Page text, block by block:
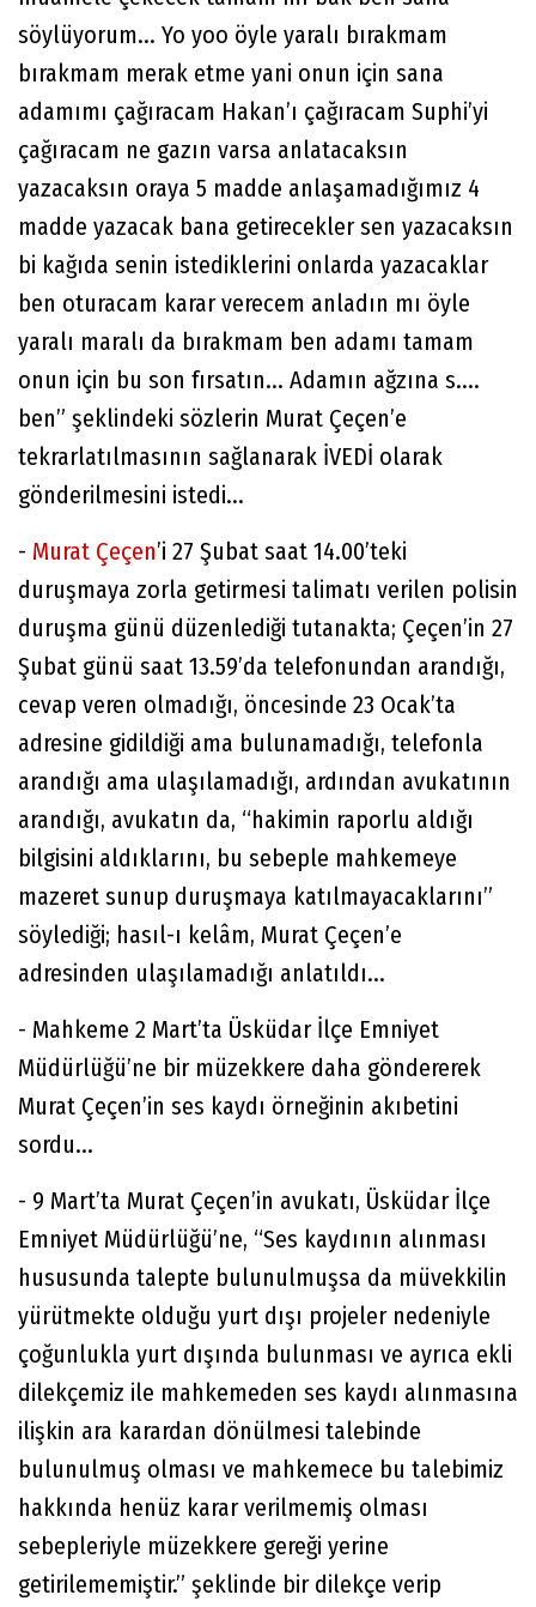
söylüyorum... Yo yoo öyle yaralı bırakmam
bırakmam merak etme yani onun için sana
adamımı çağıracam Hakan’ı çağıracam Suphi’yi
çağıracam ne gazın varsa anlatacaksın
yazacaksın oraya 5 madde anlaşamadığımız 4
madde yazacak bana getirecekler sen yazacaksın
bi kağıda senin istediklerini onlarda yazacaklar
ben oturacam karar verecem anladın mı öyle
yaralı maralı da bırakmam ben adamı tamam
onun için bu son fırsatın... Adamın ağzına s....
ben” şeklindeki sözlerin Murat Çeçen’e
tekrarlatılmasının sağlanarak İVEDİ olarak
gönderilmesini istedi...
- Murat Çeçen’i 27 Şubat saat 14.00’teki
duruşmaya zorla getirmesi talimatı verilen polisin
duruşma günü düzenlediği tutanakta; Çeçen’in 27
Şubat günü saat 13.59’da telefonundan arandığı,
cevap veren olmadığı, öncesinde 23 Ocak’ta
adresine gidildiği ama bulunamadığı, telefonla
arandığı ama ulaşılamadığı, ardından avukatının
arandığı, avukatın da, “hakimin raporlu aldığı
bilgisini aldıklarını, bu sebeple mahkemeye
mazeret sunup duruşmaya katılmayacaklarını”
söylediği; hasıl-ı kelâm, Murat Çeçen’e
adresinden ulaşılamadığı anlatıldı...
- Mahkeme 2 Mart’ta Üsküdar İlçe Emniyet
Müdürlüğü’ne bir müzekkere daha göndererek
Murat Çeçen’in ses kaydı örneğinin akıbetini
sordu...
- 9 Mart’ta Murat Çeçen’in avukatı, Üsküdar İlçe
Emniyet Müdürlüğü’ne, “Ses kaydının alınması
hususunda talepte bulunulmuşsa da müvekkilin
yürütmekte olduğu yurt dışı projeler nedeniyle
çoğunlukla yurt dışında bulunması ve ayrıca ekli
dilekçemiz ile mahkemeden ses kaydı alınmasına
ilişkin ara karardan dönülmesi talebinde
bulunulmuş olması ve mahkemece bu talebimiz
hakkında henüz karar verilmemiş olması
sebepleriyle müzekkere gereği yerine
getirilememiştir.” şeklinde bir dilekçe verip